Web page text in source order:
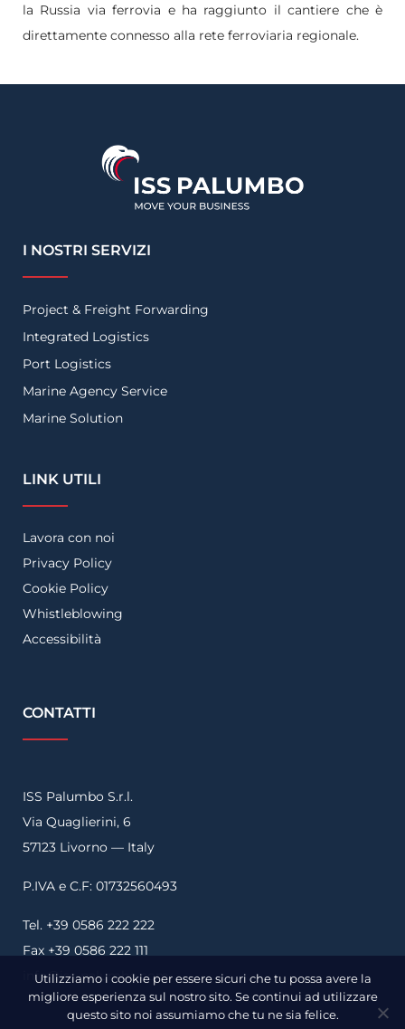
la Russia via ferrovia e ha raggiunto il cantiere che è
direttamente connesso alla rete ferroviaria regionale.
I NOSTRI SERVIZI
Project & Freight Forwarding
Integrated Logistics
Port Logistics
Marine Agency Service
Marine Solution
LINK UTILI
Lavora con noi
Privacy Policy
Cookie Policy
Whistleblowing
Accessibilità
CONTATTI
ISS Palumbo S.r.l.
Via Quaglierini, 6
57123 Livorno — Italy
P.IVA e C.F: 01732560493
Tel. +39 0586 222 222
Fax +39 0586 222 111
info@iss-palumbo.com
Utilizziamo i cookie per essere sicuri che tu possa avere la
migliore esperienza sul nostro sito. Se continui ad utilizzare
questo sito noi assumiamo che tu ne sia felice.